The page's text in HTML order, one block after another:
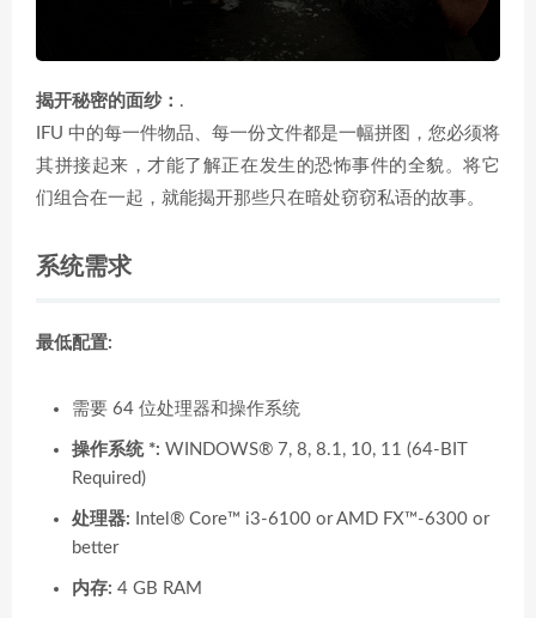
揭开秘密的面纱： .
IFU 中的每一件物品、每一份文件都是一幅拼图，您必须将
其拼接起来，才能了解正在发生的恐怖事件的全貌。将它
们组合在一起，就能揭开那些只在暗处窃窃私语的故事。
系统需求
最低配置:
需要 64 位处理器和操作系统
操作系统 *: WINDOWS® 7, 8, 8.1, 10, 11 (64-BIT
Required)
处理器: Intel® Core™ i3-6100 or AMD FX™-6300 or
better
内存: 4 GB RAM